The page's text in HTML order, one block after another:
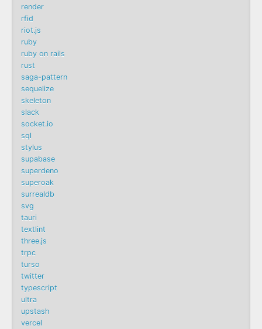
render
rfid
riot.js
ruby
ruby on rails
rust
saga-pattern
sequelize
skeleton
slack
socket.io
sql
stylus
supabase
superdeno
superoak
surrealdb
svg
tauri
textlint
three.js
trpc
turso
twitter
typescript
ultra
upstash
vercel